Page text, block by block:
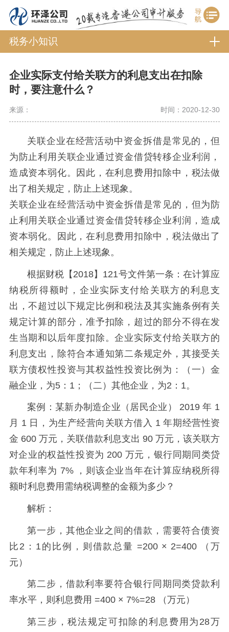
税务小知识
企业实际支付给关联方的利息支出在扣除
时，要注意什么？
来源： 时间：2020-12-30
关联企业在经营活动中资金拆借是常见的，但
为防止利用关联企业通过资金借贷转移企业利润，
造成资本弱化。因此，在利息费用扣除中，税法做
出了相关规定，防止上述现象。
关联企业在经营活动中资金拆借是常见的，但为防
止利用关联企业通过资金借贷转移企业利润，造成
资本弱化。因此，在利息费用扣除中，税法做出了
相关规定，防止上述现象。
根据财税【2018】121号文件第一条：在计算应
纳税所得额时，企业实际支付给关联方的利息支
出，不超过以下规定比例和税法及其实施条例有关
规定计算的部分，准予扣除，超过的部分不得在发
生当期和以后年度扣除。企业实际支付给关联方的
利息支出，除符合本通知第二条规定外，其接受关
联方债权性投资与其权益性投资比例为：（一）金
融企业，为5：1；（二）其他企业，为2：1。
案例：某新办制造企业（居民企业） 2019 年 1
月 1 日，为生产经营向关联方借入 1 年期经营性资
金 600 万元，关联借款利息支出 90 万元，该关联方
对企业的权益性投资为 200 万元，银行同期同类贷
款年利率为 7% ，则该企业当年在计算应纳税所得
额时利息费用需纳税调整的金额为多少？
解析：
第一步，其他企业之间的借款，需要符合债资
比2：1的比例，则借款总量 =200 × 2=400 （万
元）
第二步，借款利率要符合银行同期同类贷款利
率水平，则利息费用 =400 × 7%=28 （万元）
第三步，税法规定可扣除的利息费用为28万